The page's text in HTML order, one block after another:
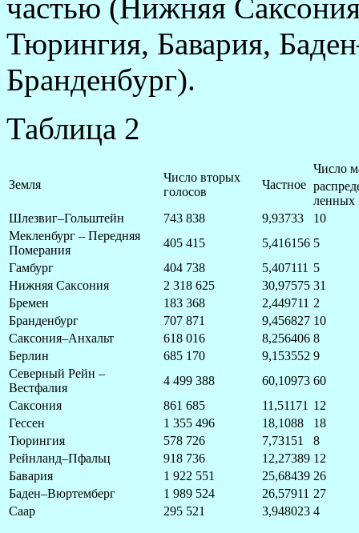
частью (Нижняя
Тюрингия, Бавария,
Бранденбург).
Таблица 2
Земля
Число вторых
голосов
Частное
Число
ленных
Шлезвиг–Гольштейн
743 838 9,93733
10
Мекленбург – Передняя
Померания
405 415 5,416156 5
Гамбург
404 738 5,407111 5
Нижняя Саксония
2 318 625 30,97575 31
Бремен
183 368 2,449711 2
Бранденбург
707 871 9,456827 10
Саксония–Анхальт
618 016 8,256406 8
Берлин
685 170 9,153552 9
Северный Рейн –
Вестфалия
4 499 388 60,10973 60
Саксония
861 685 11,51171 12
Гессен
1 355 496 18,1088
18
Тюрингия
578 726 7,73151
8
Рейнланд–Пфальц
918 736 12,27389 12
Бавария
1 922 551 25,68439 26
Баден–Вюртемберг
1 989 524 26,57911 27
Саар
295 521 3,948023 4